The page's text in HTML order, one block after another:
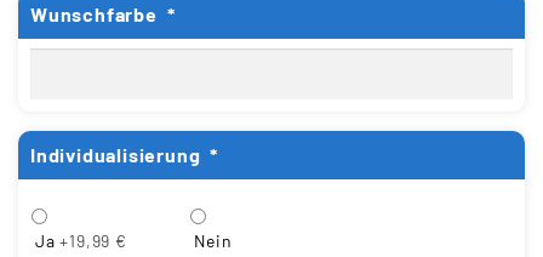
Wunschfarbe *
Individualisierung *
Ja +19,99 € Nein